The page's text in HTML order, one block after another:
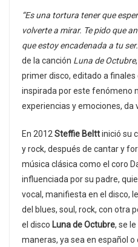
“Es una tortura tener que
volverte a mirar. Te pido que
que estoy encadenada a tu
de la canción Luna de Octubre
primer disco, editado a finales
inspirada por este fenómeno
experiencias y emociones, da
En 2012Steffie Belttinició su
y rock, después de cantar y
música clásica como el coro
influenciada por su padre,
vocal, manifiesta en el disco,
del blues, soul, rock, con otra
el disco Luna de Octubre, se
maneras, ya sea en español o